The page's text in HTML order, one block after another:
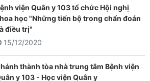
viện Quân y 103 tổ chức Hội nghị
học "Những tiến bộ trong chẩn đoán
điều trị"
15/12/2020
thành tòa nhà trung tâm Bệnh viện
y 103 - Học viện Quân y